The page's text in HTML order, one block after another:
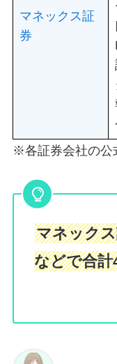
マネックス証
券
※各証券会社の公
マネック
などで合